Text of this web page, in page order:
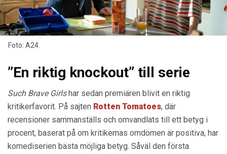
Foto: A24.
”En riktig knockout” till serie
Such Brave Girlshar sedan premiären blivit en riktig
kritikerfavorit. På sajten Rotten Tomatoes, där
recensioner sammanställs och omvandlats till ett betyg i
procent, baserat på om kritikernas omdömen är positiva, har
komediserien bästa möjliga betyg. Såväl den första